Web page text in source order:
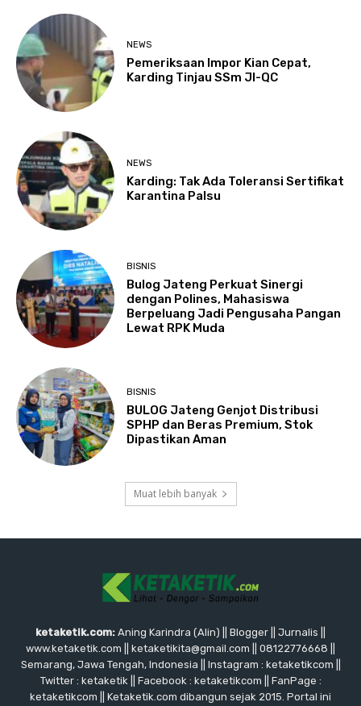
NEWS
Pemeriksaan Impor Kian Cepat,
Karding Tinjau SSm JI-QC
NEWS
Karding: Tak Ada Toleransi Sertifikat
Karantina Palsu
BISNIS
Bulog Jateng Perkuat Sinergi
dengan Polines, Mahasiswa
Berpeluang Jadi Pengusaha Pangan
Lewat RPK Muda
BISNIS
BULOG Jateng Genjot Distribusi
SPHP dan Beras Premium, Stok
Dipastikan Aman
Muat lebih banyak
ketaketik.com: Aning Karindra (Alin) || Blogger || Jurnalis ||
www.ketaketik.com || ketaketikita@gmail.com || 08122776668 ||
Semarang, Jawa Tengah, Indonesia || Instagram : ketaketikcom ||
Twitter : ketaketik || Facebook : ketaketikcom || FanPage :
ketaketikcom || Ketaketik.com dibangun sejak 2015. Portal ini